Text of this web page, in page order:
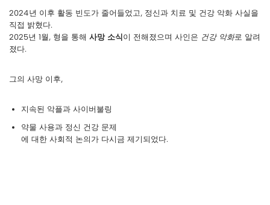
2024년 이후 활동 빈도가 줄어들었고, 정신과 치료 및 건강 악화 사실을
직접 밝혔다.
2025년 1월, 형을 통해 사망 소식이 전해졌으며 사인은 건강 악화로 알려
졌다.
그의 사망 이후,
지속된 악플과 사이버불링
약물 사용과 정신 건강 문제
에 대한 사회적 논의가 다시금 제기되었다.